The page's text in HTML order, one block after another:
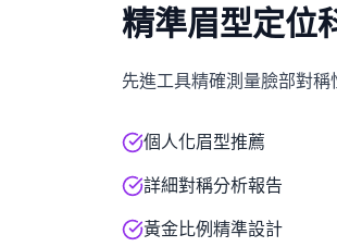
精準眉型定位
先進工具精確測量臉部對
個人化眉型推薦
詳細對稱分析報告
黃金比例精準設計